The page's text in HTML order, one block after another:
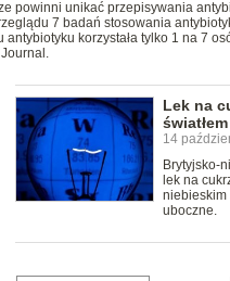
powinni unikać przepisywania
7 badań stosowania
korzystała tylko 1 na 7
Lek na
światłem
14
Brytyjsko-
lek na
niebieskim
uboczne.